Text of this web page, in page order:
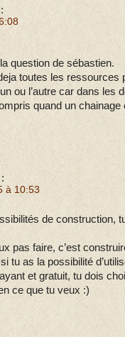
question de sébastien.
toutes les ressources
ou l’autre car dans les
quand un
à 10:53
de construction,
pas faire, c’est
tu as la possibilité
et gratuit, tu dois
ce que tu veux :)